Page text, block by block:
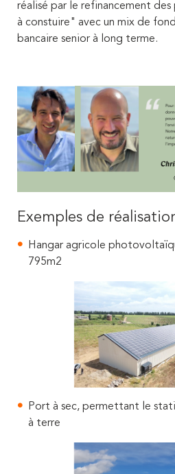
réalisé par le refinancement
à constuire" avec un mix de
bancaire senior à long terme.
Exemples de
Hangar agricole
795m2
Port à sec, permettant le
à terre